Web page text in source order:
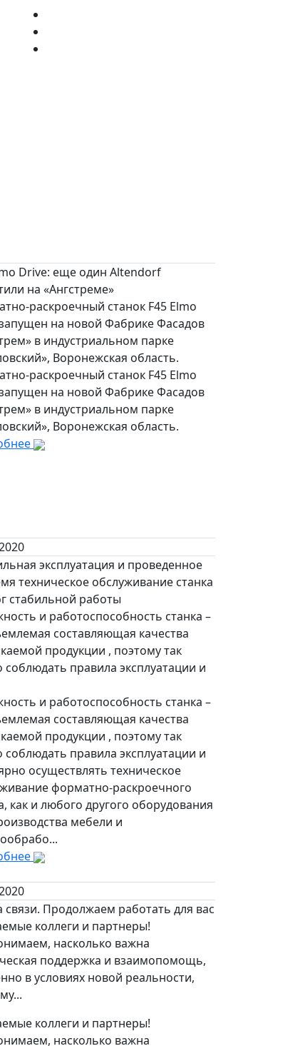
Drive: еще один Altendorf
на «Ангстреме»
раскроечный станок F45 Elmo
на новой Фабрике Фасадов
в индустриальном парке
Воронежская область.
раскроечный станок F45 Elmo
на новой Фабрике Фасадов
в индустриальном парке
Воронежская область.
эксплуатация и проведенное
техническое обслуживание станка
стабильной работы
и работоспособность станка –
составляющая качества
продукции , поэтому так
соблюдать правила эксплуатации и
и работоспособность станка –
составляющая качества
продукции , поэтому так
соблюдать правила эксплуатации и
осуществлять техническое
форматно-раскроечного
как и любого другого оборудования
мебели и
Продолжаем работать для вас
коллеги и партнеры!
насколько важна
поддержка и взаимопомощь,
в условиях новой реальности,
коллеги и партнеры!
насколько важна